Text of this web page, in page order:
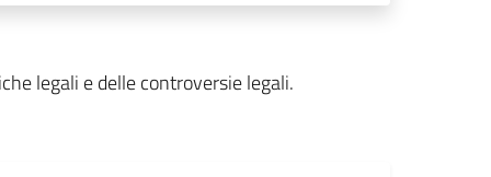
legali edellecontroversielegali.